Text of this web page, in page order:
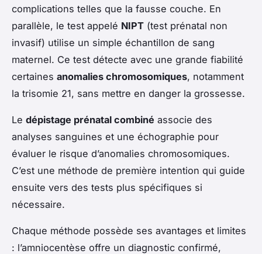
complications telles que la fausse couche. En
parallèle, le test appelé NIPT (test prénatal non
invasif) utilise un simple échantillon de sang
maternel. Ce test détecte avec une grande fiabilité
certaines anomalies chromosomiques, notamment
la trisomie 21, sans mettre en danger la grossesse.
Le dépistage prénatal combiné associe des
analyses sanguines et une échographie pour
évaluer le risque d’anomalies chromosomiques.
C’est une méthode de première intention qui guide
ensuite vers des tests plus spécifiques si
nécessaire.
Chaque méthode possède ses avantages et limites
: l’amniocentèse offre un diagnostic confirmé,